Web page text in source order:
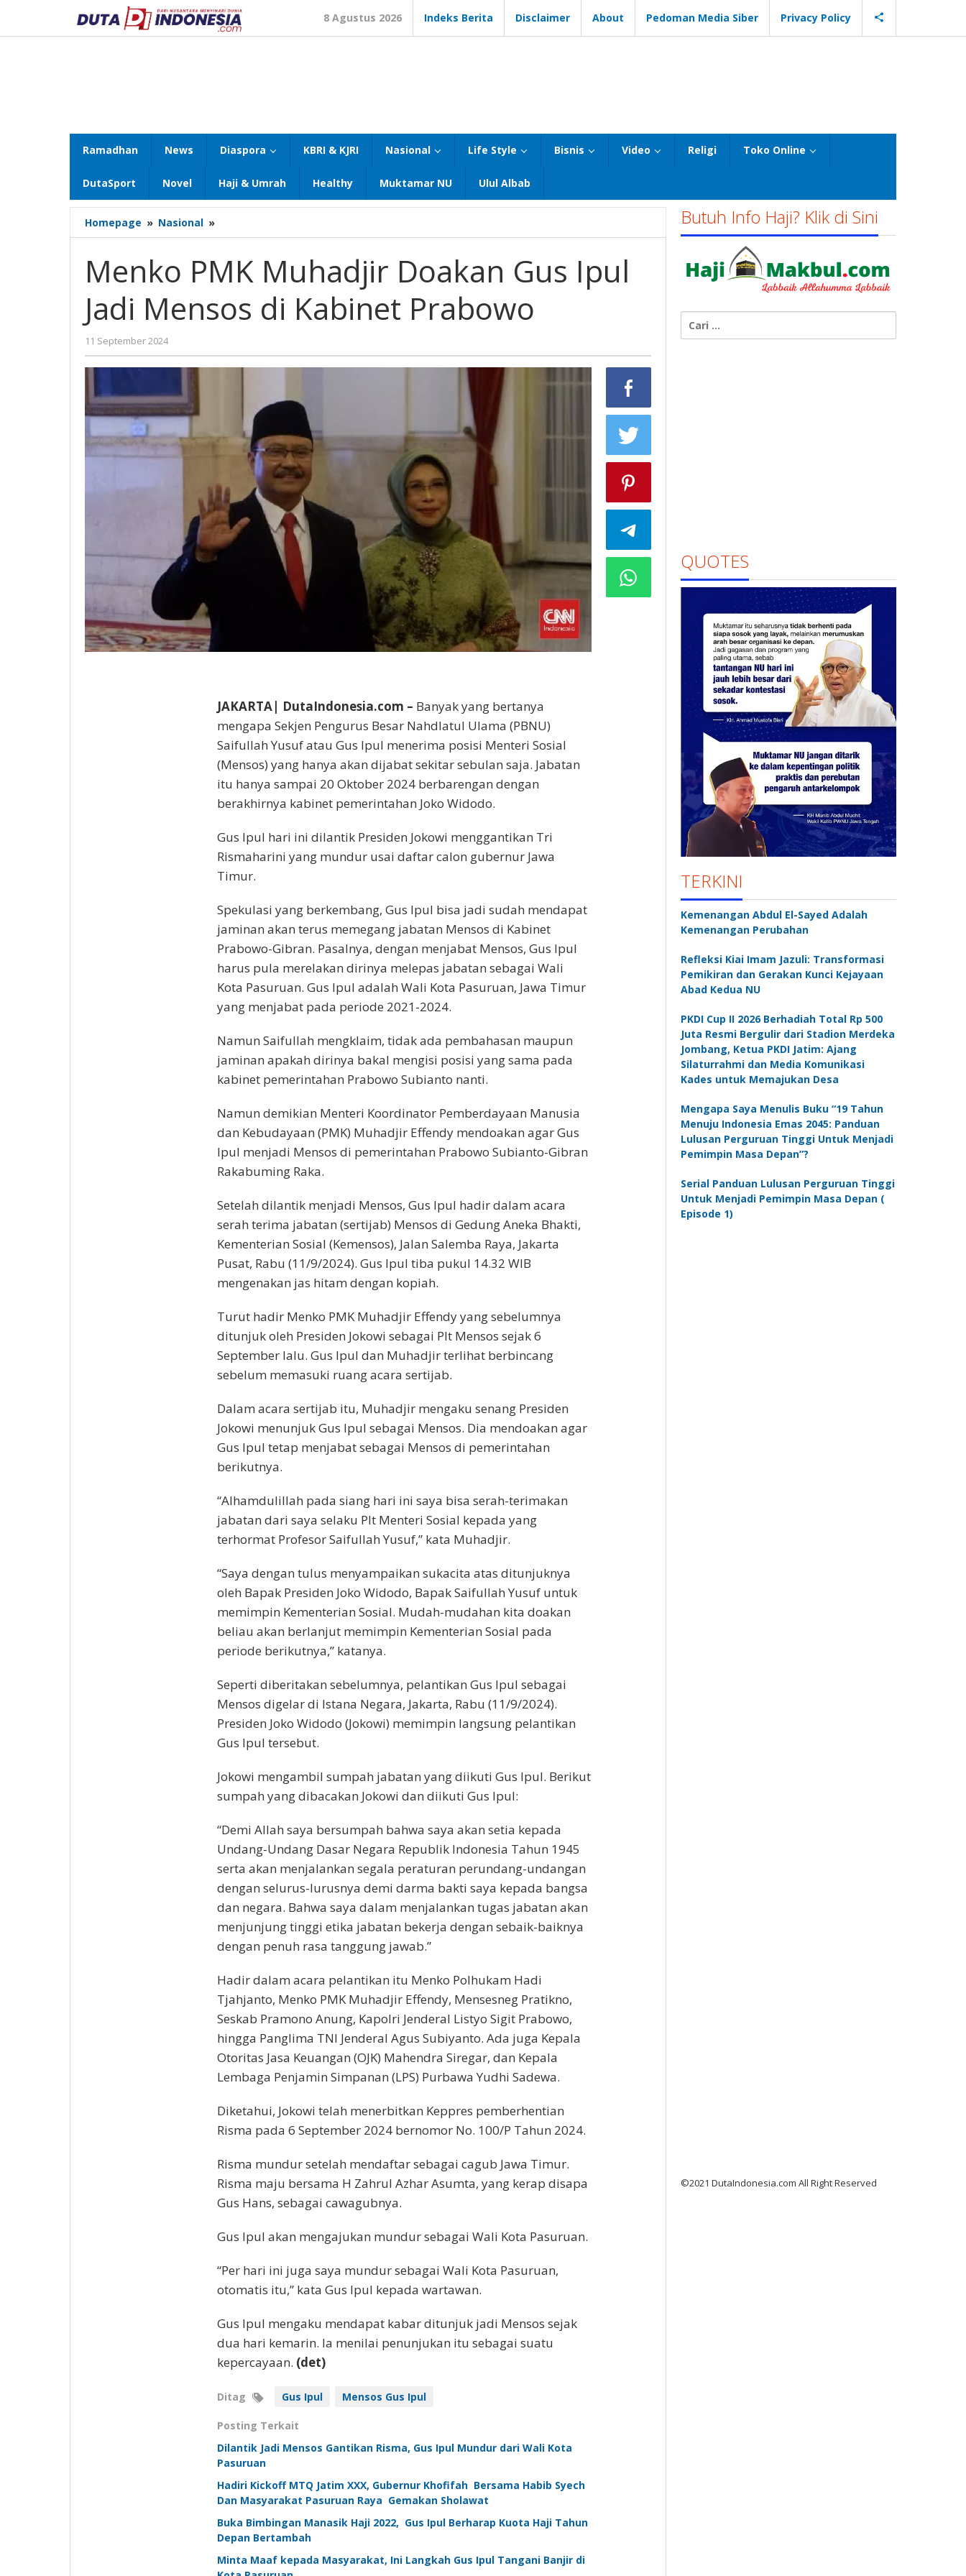
konten
8 Agustus 2026 Indeks Berita Disclaimer About Pedoman Media Siber Privacy Policy
Ramadhan News Diaspora KBRI & KJRI Nasional Life Style Bisnis Video Religi Toko Online
DutaSport Novel Haji & Umrah Healthy Muktamar NU Ulul Albab
Homepage » Nasional »
PMK
Doakan
Gus
Jadi
Kabinet
Menko PMK Muhadjir Doakan Gus Ipul
Jadi Mensos di Kabinet Prabowo
11 September 2024
Gatot
Susanto
JAKARTA| DutaIndonesia.com – Banyak yang bertanya
mengapa Sekjen Pengurus Besar Nahdlatul Ulama (PBNU)
Saifullah Yusuf atau Gus Ipul menerima posisi Menteri Sosial
(Mensos) yang hanya akan dijabat sekitar sebulan saja. Jabatan
itu hanya sampai 20 Oktober 2024 berbarengan dengan
berakhirnya kabinet pemerintahan Joko Widodo.
Gus Ipul hari ini dilantik Presiden Jokowi menggantikan Tri
Rismaharini yang mundur usai daftar calon gubernur Jawa
Timur.
Spekulasi yang berkembang, Gus Ipul bisa jadi sudah mendapat
jaminan akan terus memegang jabatan Mensos di Kabinet
Prabowo-Gibran. Pasalnya, dengan menjabat Mensos, Gus Ipul
harus pula merelakan dirinya melepas jabatan sebagai Wali
Kota Pasuruan. Gus Ipul adalah Wali Kota Pasuruan, Jawa Timur
yang menjabat pada periode 2021-2024.
Namun Saifullah mengklaim, tidak ada pembahasan maupun
jaminan apakah dirinya bakal mengisi posisi yang sama pada
kabinet pemerintahan Prabowo Subianto nanti.
Namun demikian Menteri Koordinator Pemberdayaan Manusia
dan Kebudayaan (PMK) Muhadjir Effendy mendoakan agar Gus
Ipul menjadi Mensos di pemerintahan Prabowo Subianto-Gibran
Rakabuming Raka.
Setelah dilantik menjadi Mensos, Gus Ipul hadir dalam acara
serah terima jabatan (sertijab) Mensos di Gedung Aneka Bhakti,
Kementerian Sosial (Kemensos), Jalan Salemba Raya, Jakarta
Pusat, Rabu (11/9/2024). Gus Ipul tiba pukul 14.32 WIB
mengenakan jas hitam dengan kopiah.
Turut hadir Menko PMK Muhadjir Effendy yang sebelumnya
ditunjuk oleh Presiden Jokowi sebagai Plt Mensos sejak 6
September lalu. Gus Ipul dan Muhadjir terlihat berbincang
sebelum memasuki ruang acara sertijab.
Dalam acara sertijab itu, Muhadjir mengaku senang Presiden
Jokowi menunjuk Gus Ipul sebagai Mensos. Dia mendoakan agar
Gus Ipul tetap menjabat sebagai Mensos di pemerintahan
berikutnya.
“Alhamdulillah pada siang hari ini saya bisa serah-terimakan
jabatan dari saya selaku Plt Menteri Sosial kepada yang
terhormat Profesor Saifullah Yusuf,” kata Muhadjir.
“Saya dengan tulus menyampaikan sukacita atas ditunjuknya
oleh Bapak Presiden Joko Widodo, Bapak Saifullah Yusuf untuk
memimpin Kementerian Sosial. Mudah-mudahan kita doakan
beliau akan berlanjut memimpin Kementerian Sosial pada
periode berikutnya,” katanya.
Seperti diberitakan sebelumnya, pelantikan Gus Ipul sebagai
Mensos digelar di Istana Negara, Jakarta, Rabu (11/9/2024).
Presiden Joko Widodo (Jokowi) memimpin langsung pelantikan
Gus Ipul tersebut.
Jokowi mengambil sumpah jabatan yang diikuti Gus Ipul. Berikut
sumpah yang dibacakan Jokowi dan diikuti Gus Ipul:
“Demi Allah saya bersumpah bahwa saya akan setia kepada
Undang-Undang Dasar Negara Republik Indonesia Tahun 1945
serta akan menjalankan segala peraturan perundang-undangan
dengan selurus-lurusnya demi darma bakti saya kepada bangsa
dan negara. Bahwa saya dalam menjalankan tugas jabatan akan
menjunjung tinggi etika jabatan bekerja dengan sebaik-baiknya
dengan penuh rasa tanggung jawab.”
Hadir dalam acara pelantikan itu Menko Polhukam Hadi
Tjahjanto, Menko PMK Muhadjir Effendy, Mensesneg Pratikno,
Seskab Pramono Anung, Kapolri Jenderal Listyo Sigit Prabowo,
hingga Panglima TNI Jenderal Agus Subiyanto. Ada juga Kepala
Otoritas Jasa Keuangan (OJK) Mahendra Siregar, dan Kepala
Lembaga Penjamin Simpanan (LPS) Purbawa Yudhi Sadewa.
Diketahui, Jokowi telah menerbitkan Keppres pemberhentian
Risma pada 6 September 2024 bernomor No. 100/P Tahun 2024.
Risma mundur setelah mendaftar sebagai cagub Jawa Timur.
Risma maju bersama H Zahrul Azhar Asumta, yang kerap disapa
Gus Hans, sebagai cawagubnya.
Gus Ipul akan mengajukan mundur sebagai Wali Kota Pasuruan.
“Per hari ini juga saya mundur sebagai Wali Kota Pasuruan,
otomatis itu,” kata Gus Ipul kepada wartawan.
Gus Ipul mengaku mendapat kabar ditunjuk jadi Mensos sejak
dua hari kemarin. Ia menilai penunjukan itu sebagai suatu
kepercayaan. (det)
Ditag Gus Ipul Mensos Gus Ipul
Posting Terkait
Dilantik Jadi Mensos Gantikan Risma, Gus Ipul Mundur dari Wali Kota
Pasuruan
Hadiri Kickoff MTQ Jatim XXX, Gubernur Khofifah Bersama Habib Syech
Dan Masyarakat Pasuruan Raya Gemakan Sholawat
Buka Bimbingan Manasik Haji 2022, Gus Ipul Berharap Kuota Haji Tahun
Depan Bertambah
Minta Maaf kepada Masyarakat, Ini Langkah Gus Ipul Tangani Banjir di
Butuh Info Haji? Klik di Sini
untuk:
QUOTES
TERKINI
Kemenangan Abdul El-Sayed Adalah
Kemenangan Perubahan
Refleksi Kiai Imam Jazuli: Transformasi
Pemikiran dan Gerakan Kunci Kejayaan
Abad Kedua NU
PKDI Cup II 2026 Berhadiah Total Rp 500
Juta Resmi Bergulir dari Stadion Merdeka
Jombang, Ketua PKDI Jatim: Ajang
Silaturrahmi dan Media Komunikasi
Kades untuk Memajukan Desa
Mengapa Saya Menulis Buku “19 Tahun
Menuju Indonesia Emas 2045: Panduan
Lulusan Perguruan Tinggi Untuk Menjadi
Pemimpin Masa Depan”?
Serial Panduan Lulusan Perguruan Tinggi
Untuk Menjadi Pemimpin Masa Depan (
Episode 1)
©2021 DutaIndonesia.com All Right Reserved